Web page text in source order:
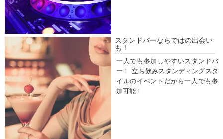
スタンドバーならではの出会い
も！
一人でも参加しやすいスタンドバ
ー！ 立ち飲みスタンディングスタ
イルのイベントだから一人でも参
加可能！